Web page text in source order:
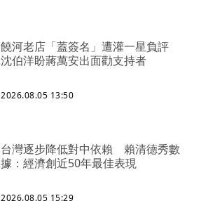
饒河老店「蓋簽名」遭灌一星負評
沈伯洋盼蔣萬安出面勸支持者
2026.08.05 13:50
台灣逐步降低對中依賴 賴清德秀數
據：經濟創近50年最佳表現
2026.08.05 15:29